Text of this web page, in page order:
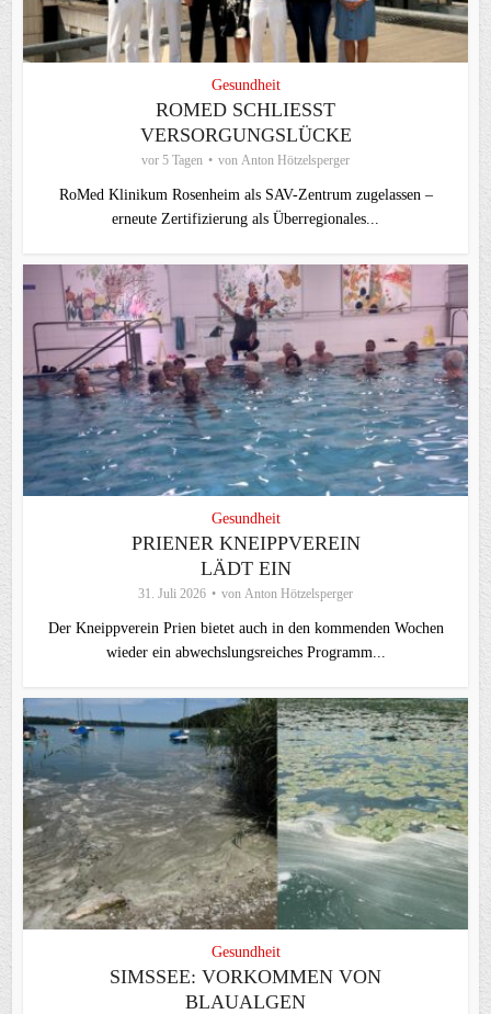
Gesundheit
ROMED SCHLIESST V
ERSORGUNGSLÜCKE
vor 5 Tagen von Anton Hötzelsperger
RoMed Klinikum Rosenheim als SAV-Zentrum zugelassen –
erneute Zertifizierung als Überregionales...
Gesundheit
PRIENER KNEIPPVEREIN
LÄDT EIN
31. Juli 2026 von Anton Hötzelsperger
Der Kneippverein Prien bietet auch in den kommenden Wochen
wieder ein abwechslungsreiches Programm...
Gesundheit
SIMSSEE: VORKOMMEN VON
BLAUALGEN